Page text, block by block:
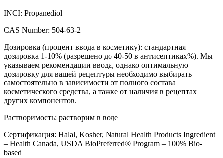
INCI: Propanediol
CAS Number: 504-63-2
Дозировка (процент ввода в косметику): стандартная
дозировка 1-10% (разрешено до 40-50 в антисептиках%). Мы
указываем рекомендации ввода, однако оптимальную
дозировку для вашей рецептуры необходимо выбирать
самостоятельно в зависимости от полного состава
косметического средства, а тажке от наличия в рецептах
других компонентов.
Растворимость: растворим в воде
Сертификация: Halal, Kosher, Natural Health Products Ingredient
– Health Canada, USDA BioPreferred® Program – 100% Bio-
based